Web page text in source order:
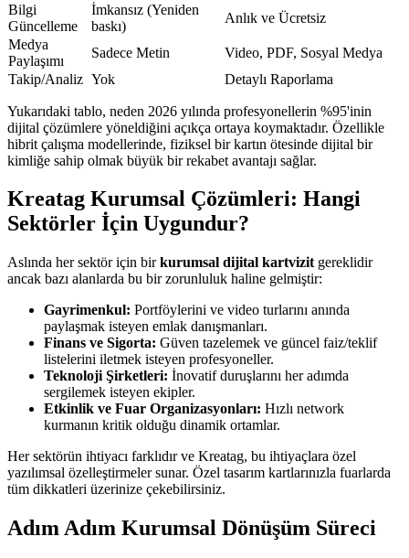
Bilgi
Güncelleme
İmkansız (Yeniden
baskı)
Anlık ve Ücretsiz
Medya
Paylaşımı
Sadece Metin
Video, PDF, Sosyal Medya
Takip/Analiz Yok Detaylı Raporlama
Yukarıdaki tablo, neden 2026 yılında profesyonellerin %95'inin
dijital çözümlere yöneldiğini açıkça ortaya koymaktadır. Özellikle
hibrit çalışma modellerinde, fiziksel bir kartın ötesinde dijital bir
kimliğe sahip olmak büyük bir rekabet avantajı sağlar.
Kreatag Kurumsal Çözümleri: Hangi
Sektörler İçin Uygundur?
Aslında her sektör için birkurumsal dijital kartvizit gereklidir
ancak bazı alanlarda bu bir zorunluluk haline gelmiştir:
Gayrimenkul: Portföylerini ve video turlarını anında
paylaşmak isteyen emlak danışmanları.
Finans ve Sigorta: Güven tazelemek ve güncel faiz/teklif
listelerini iletmek isteyen profesyoneller.
Teknoloji Şirketleri: İnovatif duruşlarını her adımda
sergilemek isteyen ekipler.
Etkinlik ve Fuar Organizasyonları: Hızlı network
kurmanın kritik olduğu dinamik ortamlar.
Her sektörün ihtiyacı farklıdır ve Kreatag, bu ihtiyaçlara özel
yazılımsal özelleştirmeler sunar. Özel tasarım kartlarınızla fuarlarda
tüm dikkatleri üzerinize çekebilirsiniz.
Adım Adım Kurumsal Dönüşüm Süreci